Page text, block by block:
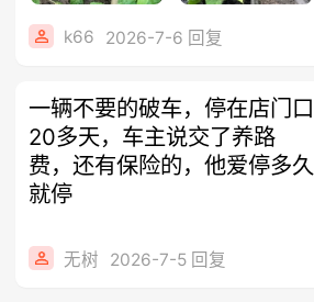
k66 2026-7-6 回复
一辆不要的破车，停在店门口
20多天，车主说交了养路
费，还有保险的，他爱停多久
就停
无树 2026-7-5 回复